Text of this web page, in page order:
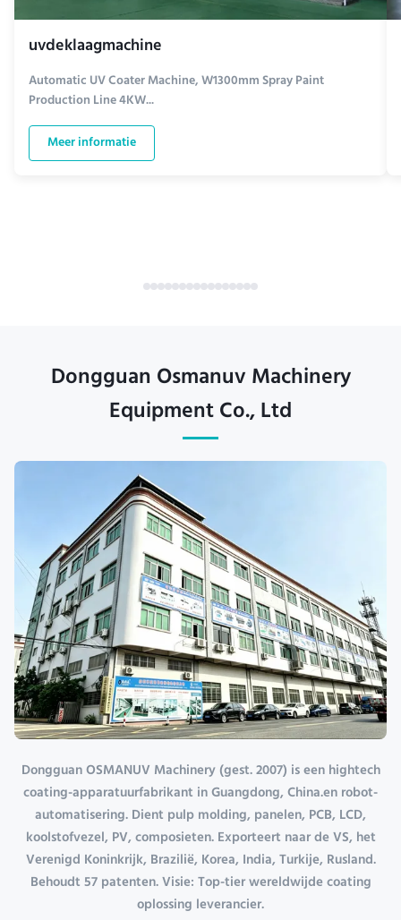
uvdeklaagmachine
Automatic UV Coater Machine, W1300mm Spray Paint
Production Line 4KW...
Meer informatie
Dongguan Osmanuv Machinery
Equipment Co., Ltd
Dongguan OSMANUV Machinery (gest. 2007) is een hightech
coating-apparatuurfabrikant in Guangdong, China.en robot-
automatisering. Dient pulp molding, panelen, PCB, LCD,
koolstofvezel, PV, composieten. Exporteert naar de VS, het
Verenigd Koninkrijk, Brazilië, Korea, India, Turkije, Rusland.
Behoudt 57 patenten. Visie: Top-tier wereldwijde coating
oplossing leverancier.